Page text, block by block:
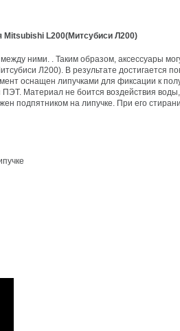
L200(Митсубиси Л200)
ними. . Таким образом, аксессуары
Л200). В результате достигается
оснащен липучками для фиксации к
Материал не боится воздействия
подпятником на липучке. При его